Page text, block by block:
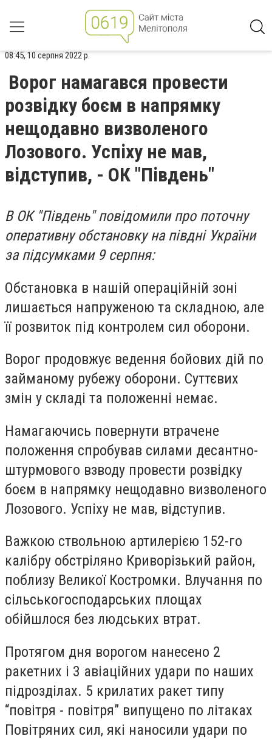
08:45, 10 серпня 2022 р.
Ворог намагався провести
розвідку боєм в напрямку
нещодавно визволеного
Лозового. Успіху не мав,
відступив, - ОК "Південь"
В ОК "Південь" повідомили про поточну
оперативну обстановку на півдні України
за підсумками 9 серпня:
Обстановка в нашій операційній зоні
лишається напруженою та складною, але
її розвиток під контролем сил оборони.
Ворог продовжує ведення бойових дій по
займаному рубежу оборони. Суттєвих
змін у складі та положенні немає.
Намагаючись повернути втрачене
положення спробував силами десантно-
штурмового взводу провести розвідку
боєм в напрямку нещодавно визволеного
Лозового. Успіху не мав, відступив.
Важкою ствольною артилерією 152-го
калібру обстріляно Криворізький район,
поблизу Великої Костромки. Влучання по
сільськогосподарських площах
обійшлося без людських втрат.
Протягом дня ворогом нанесено 2
ракетних і 3 авіаційних удари по наших
підрозділах. 5 крилатих ракет типу
“повітря - повітря” випущено по літаках
Повітряних сил, які наносили удари по